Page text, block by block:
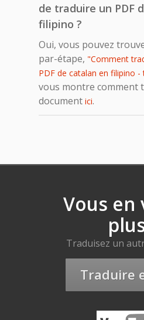
de traduire un PDF
filipino ?
Oui, vous pouvez
par-étape, "Comment
PDF de catalan en filipino
vous montre comment
document ici.
Vous en
Traduisez un
Traduire